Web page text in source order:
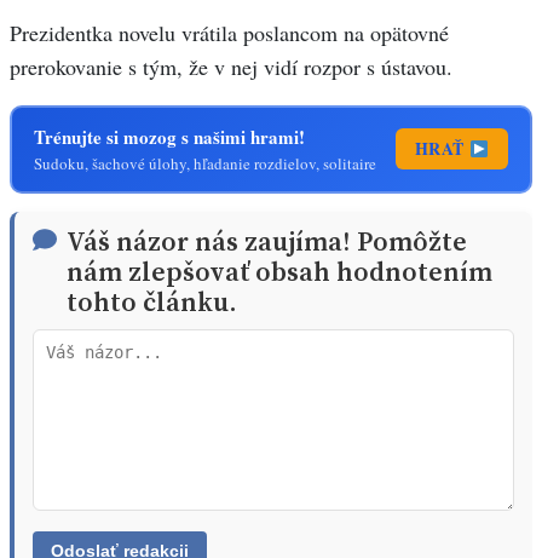
Prezidentka novelu vrátila poslancom na opätovné
prerokovanie s tým, že v nej vidí rozpor s ústavou.
Trénujte si mozog s našimi hrami!
Sudoku, šachové úlohy, hľadanie rozdielov, solitaire
HRAŤ
Váš názor nás zaujíma! Pomôžte
nám zlepšovať obsah hodnotením
tohto článku.